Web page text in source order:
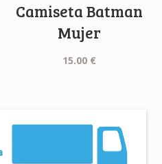
Camiseta Batman
Mujer
15.00 €